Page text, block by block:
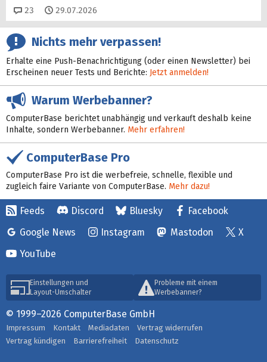
23 Kommentare
29.07.2026
Nichts mehr verpassen!
Erhalte eine Push-Benachrichtigung (oder einen Newsletter) bei
Erscheinen neuer Tests und Berichte: Jetzt anmelden!
Warum Werbebanner?
ComputerBase berichtet unabhängig und verkauft deshalb keine
Inhalte, sondern Werbebanner. Mehr erfahren!
ComputerBase Pro
ComputerBase Pro ist die werbefreie, schnelle, flexible und
zugleich faire Variante von ComputerBase. Mehr dazu!
Feeds Discord Bluesky
Facebook
Google News
Instagram Mastodon
X
YouTube
Einstellungen und
Layout-Umschalter
Probleme mit einem
Werbebanner?
© 1999–2026 ComputerBase GmbH
Impressum Kontakt Mediadaten
Vertrag widerrufen
Vertrag kündigen
Barrierefreiheit Datenschutz